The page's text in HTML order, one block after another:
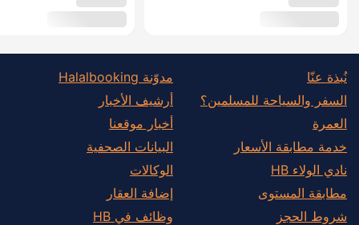
نُبذة عنّا
السفر والسياحة للمسلمين؟
العمرة
خدمة مطابقة الأسعار
نادي الولاء HB
مطابقة المستوى
شروط الحجز
مدوّنة Halalbooking
أرشيف الأخبار
أخبار موقعنا
البيانات الصحفية
الوكالات
إضافة العقار
وظائف في HB